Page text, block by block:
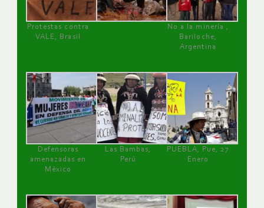
Protestas contra
VALE, Brasil
No a la minería ,
Bariloche,
Argentina
Defensoras
amenazadas en
México
Las Bambas,
Perú
PUEBLA, Pue, 27
Enero